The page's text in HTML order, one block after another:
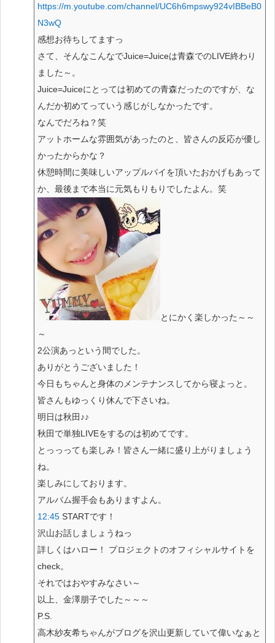
https://m.youtube.com/channel/UC6h6mpswy924vIBBeB0
N3wQ
感想お待ちしてますっ
さて、そんなこんなでJuice=Juiceは青森でのLIVE終わり
ました～。
Juice=Juiceにとっては初めての青森だったのですが、な
んだか初めてっていう感じがしなかったです。
なんでだろね？笑
アットホームな雰囲気があったのと、皆さんの反応が優し
かったからかな？
休憩時間に美味しいアップルパイを頂いたおかげもあって
か、最後まで本当に元気もりもりでしたよん。笑
とにかく楽しかった～～
～
2公演あっという間でした。
ありがとうございました！
今日もちゃんと身体のメンテナンスしてから寝よっと。
皆さんもゆっくり休んで下さいね。
明日は秋田♪♪
秋田で単独LIVEをするのは初めてです。
とっっっても楽しみ！皆さん一緒に盛り上がりましょう
ね。
楽しみにしております。
アルバム握手会もありますよん。
12:45 STARTです！
沢山お話しましょうねっ
詳しくはハロー！ プロジェクトのオフィシャルサイトを
check。
それではおやすみなさい～
以上、金澤朋子でした～～～
P.S.
高木紗友希ちゃんがブログを沢山更新していて偉いなぁと